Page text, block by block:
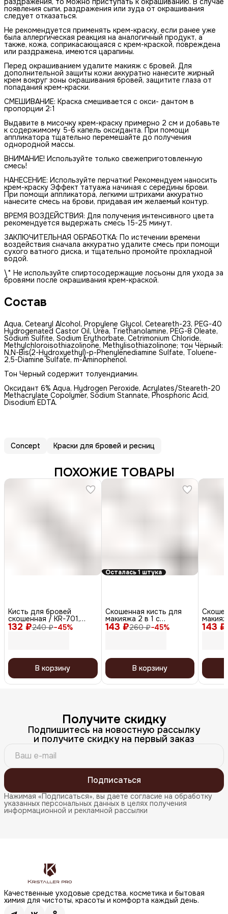
появления сыпи, раздражения или зуда от окрашивания
следует отказаться.
Не рекомендуется применять крем-краску, если ранее уже
была аллергическая реакция на аналогичный продукт, а
также, кожа, соприкасающаяся с крем-краской, повреждена
или раздражена, имеются царапины.
Перед окрашиванием удалите макияж с бровей. Для
дополнительной защиты кожи аккуратно нанесите жирный
крем вокруг зоны окрашивания бровей, защитите глаза от
попадания крем-краски.
СМЕШИВАНИЕ: Краска смешивается с окси- дантом в
пропорции 2:1
Выдавите в мисочку крем-краску примерно 2 см и добавьте
к содержимому 5-6 капель оксиданта. При помощи
аппликатора тщательно перемешайте до получения
однородной массы.
ВНИМАНИЕ! Используйте только свежеприготовленную
смесь!
НАНЕСЕНИЕ: Используйте перчатки! Рекомендуем наносить
крем-краску Эффект татуажа начиная с середины брови.
При помощи аппликатора, легкими штрихами аккуратно
нанесите смесь на брови, придавая им желаемый контур.
ВРЕМЯ ВОЗДЕЙСТВИЯ: Для получения интенсивного цвета
рекомендуется выдержать смесь 15-25 минут.
ЗАКЛЮЧИТЕЛЬНАЯ ОБРАБОТКА: По истечении времени
воздействия сначала аккуратно удалите смесь при помощи
сухого ватного диска, и тщательно промойте прохладной
водой.
\* Не используйте спиртосодержащие лосьоны для ухода за
бровями после окрашивания крем-краской.
Состав
Aqua, Cetearyl Alcohol, Propylene Glycol, Ceteareth-23, PEG-40
Hydrogenated Castor Oil, Urea, Triethanolamine, PEG-8 Oleate,
Sodium Sulfite, Sodium Erythorbate, Cetrimonium Chloride,
Methylchloroisothiazolinone, Methylisothiazolinone; тон Чёрный:
N,N-Bis(2-Hydroxyethyl)-p-Phenylenediamine Sulfate, Toluene-
2,5-Diamine Sulfate, m-Aminophenol.
Тон Черный содержит толуендиамин.
Оксидант 6% Aqua, Hydrogen Peroxide, Acrylates/Steareth-20
Methacrylate Copolymer, Sodium Stannate, Phosphoric Аcid,
Disodium EDTA.
Concept Краски для бровей и ресниц
ПОХОЖИЕ ТОВАРЫ
132 ₽240 ₽−45%
Кисть для бровей
скошенная / KR-701,
черный, 1 шт.
В корзину
Осталась 1 штука
143 ₽260 ₽−45%
Скошенная кисть для
макияжа 2 в 1 с
расческой для бровей /
KR-702, черный
В корзину
143 ₽
KR-
Получите скидку
Подпишитесь на новостную рассылку
и получите скидку на первый заказ
Подписаться
Нажимая «Подписаться», вы даете согласие на обработку
указанных персональных данных в целях получения
информационной и рекламной рассылки
Качественные уходовые средства, косметика и бытовая
химия для чистоты, красоты и комфорта каждый день.